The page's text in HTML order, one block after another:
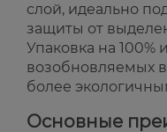
слой, идеально
защиты от
Упаковка на 100%
возобновляемых
более
Основные